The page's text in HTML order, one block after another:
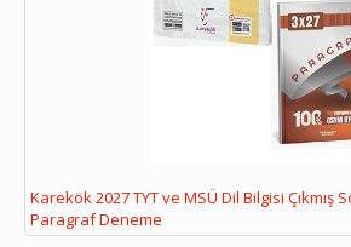
Karekök 2027 TYT ve MSÜ Dil Bilgisi Çıkmış
Paragraf Deneme